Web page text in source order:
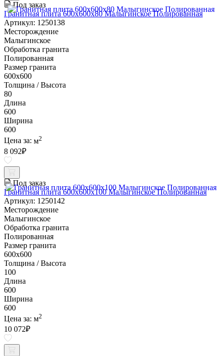
Под заказ
Гранитная плита 600х600x80 Малыгинское Полированная
Артикул: 1250138
Месторождение
Малыгинское
Обработка гранита
Полированная
Размер гранита
600х600
Толщина / Высота
80
Длина
600
Ширина
600
Цена за: м2
8 092₽
Под заказ
Гранитная плита 600х600x100 Малыгинское Полированная
Артикул: 1250142
Месторождение
Малыгинское
Обработка гранита
Полированная
Размер гранита
600х600
Толщина / Высота
100
Длина
600
Ширина
600
Цена за: м2
10 072₽